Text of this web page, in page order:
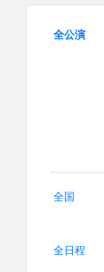
全公演
全国
全日程